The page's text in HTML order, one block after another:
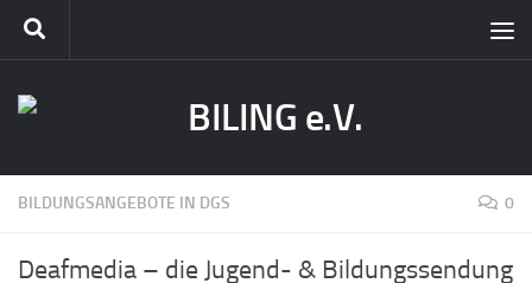
BILDUNGSANGEBOTE IN DGS 0
Deafmedia – die Jugend- & Bildungssendung